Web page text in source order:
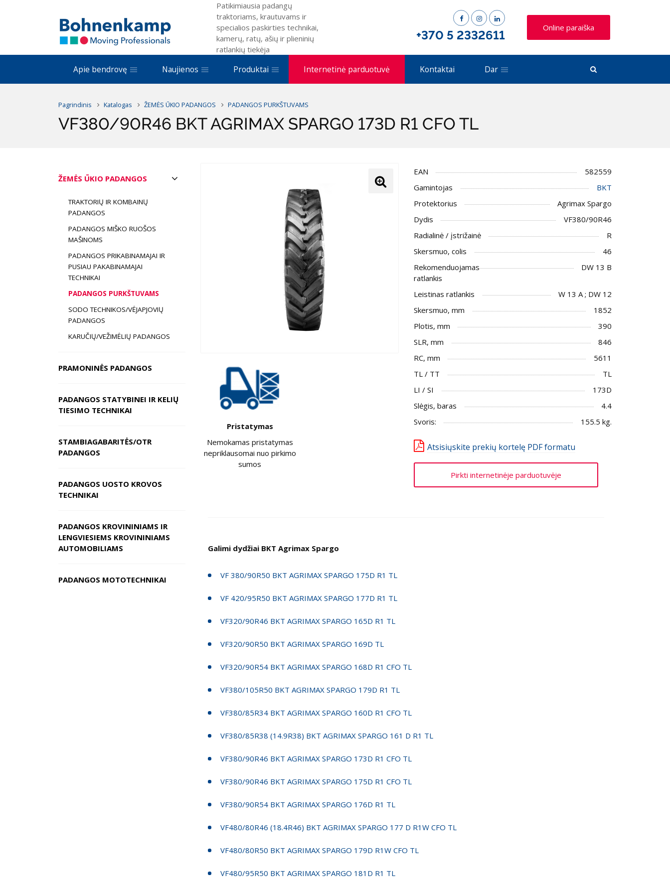
Patikimiausia padangų
traktoriams, krautuvams ir
specialios paskirties technikai,
kamerų, ratų, ašių ir plieninių
ratlankių tiekėja
+370 5 2332611
Online paraiška
Apie bendrovę Naujienos Produktai Internetinė parduotuvė Kontaktai Dar
Pagrindinis Katalogas ŽEMĖS ŪKIO PADANGOS PADANGOS PURKŠTUVAMS
VF380/90R46 BKT AGRIMAX SPARGO 173D R1 CFO TL
ŽEMĖS ŪKIO PADANGOS
TRAKTORIŲ IR KOMBAINŲ
PADANGOS
PADANGOS MIŠKO RUOŠOS
MAŠINOMS
PADANGOS PRIKABINAMAJAI IR
PUSIAU PAKABINAMAJAI
TECHNIKAI
PADANGOS PURKŠTUVAMS
SODO TECHNIKOS/VĖJAPJOVIŲ
PADANGOS
KARUČIŲ/VEŽIMĖLIŲ PADANGOS
PRAMONINĖS PADANGOS
PADANGOS STATYBINEI IR KELIŲ
TIESIMO TECHNIKAI
STAMBIAGABARITĖS/OTR
PADANGOS
PADANGOS UOSTO KROVOS
TECHNIKAI
PADANGOS KROVININIAMS IR
LENGVIESIEMS KROVININIAMS
AUTOMOBILIAMS
PADANGOS MOTOTECHNIKAI
Pristatymas
Nemokamas pristatymas
nepriklausomai nuo pirkimo
sumos
EAN
582559
Gamintojas
BKT
Protektorius
Agrimax Spargo
Dydis
VF380/90R46
Radialinė / įstrižainė
R
Skersmuo, colis
46
Rekomenduojamas
ratlankis
DW 13 B
Leistinas ratlankis
W 13 A ; DW 12
Skersmuo, mm
1852
Plotis, mm
390
SLR, mm
846
RC, mm
5611
TL / TT
TL
LI / SI
173D
Slėgis, baras
4.4
Svoris:
155.5 kg.
Atsisiųskite prekių kortelę PDF formatu
Pirkti internetinėje parduotuvėje
Galimi dydžiai BKT Agrimax Spargo
VF 380/90R50 BKT AGRIMAX SPARGO 175D R1 TL
VF 420/95R50 BKT AGRIMAX SPARGO 177D R1 TL
VF320/90R46 BKT AGRIMAX SPARGO 165D R1 TL
VF320/90R50 BKT AGRIMAX SPARGO 169D TL
VF320/90R54 BKT AGRIMAX SPARGO 168D R1 CFO TL
VF380/105R50 BKT AGRIMAX SPARGO 179D R1 TL
VF380/85R34 BKT AGRIMAX SPARGO 160D R1 CFO TL
VF380/85R38 (14.9R38) BKT AGRIMAX SPARGO 161 D R1 TL
VF380/90R46 BKT AGRIMAX SPARGO 173D R1 CFO TL
VF380/90R46 BKT AGRIMAX SPARGO 175D R1 CFO TL
VF380/90R54 BKT AGRIMAX SPARGO 176D R1 TL
VF480/80R46 (18.4R46) BKT AGRIMAX SPARGO 177 D R1W CFO TL
VF480/80R50 BKT AGRIMAX SPARGO 179D R1W CFO TL
VF480/95R50 BKT AGRIMAX SPARGO 181D R1 TL